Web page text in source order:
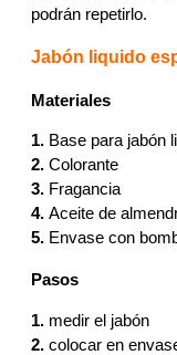
podrán repetirlo.
Jabón liquido
Materiales
1. Base para jabón
2. Colorante
3. Fragancia
4. Aceite de
5. Envase con
Pasos
1. medir el jabón
2. colocar en